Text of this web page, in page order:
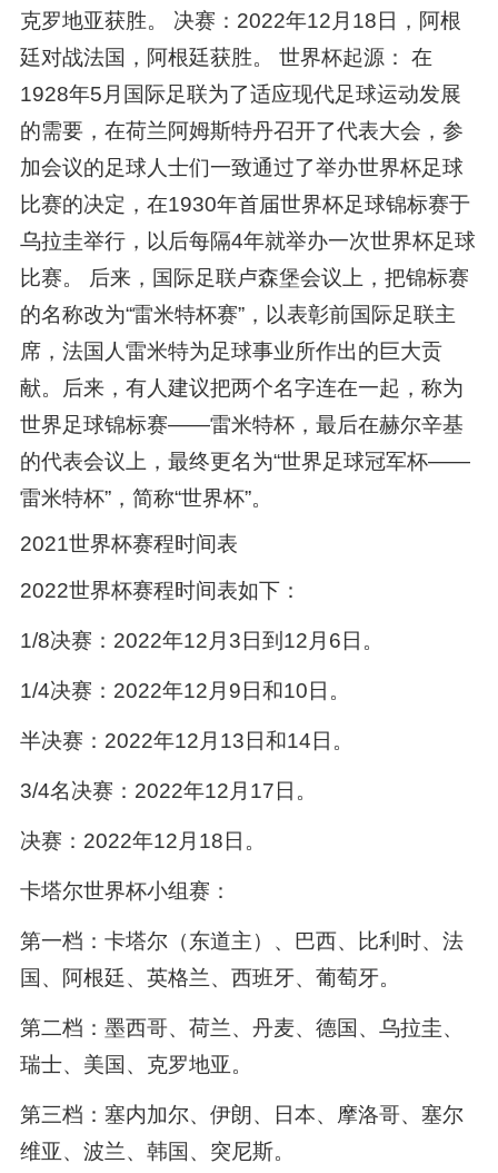
克罗地亚获胜。 决赛：2022年12月18日，阿根
廷对战法国，阿根廷获胜。 世界杯起源： 在
1928年5月国际足联为了适应现代足球运动发展
的需要，在荷兰阿姆斯特丹召开了代表大会，参
加会议的足球人士们一致通过了举办世界杯足球
比赛的决定，在1930年首届世界杯足球锦标赛于
乌拉圭举行，以后每隔4年就举办一次世界杯足球
比赛。 后来，国际足联卢森堡会议上，把锦标赛
的名称改为“雷米特杯赛”，以表彰前国际足联主
席，法国人雷米特为足球事业所作出的巨大贡
献。后来，有人建议把两个名字连在一起，称为
世界足球锦标赛——雷米特杯，最后在赫尔辛基
的代表会议上，最终更名为“世界足球冠军杯——
雷米特杯”，简称“世界杯”。
2021世界杯赛程时间表
2022世界杯赛程时间表如下：
1/8决赛：2022年12月3日到12月6日。
1/4决赛：2022年12月9日和10日。
半决赛：2022年12月13日和14日。
3/4名决赛：2022年12月17日。
决赛：2022年12月18日。
卡塔尔世界杯小组赛：
第一档：卡塔尔（东道主）、巴西、比利时、法
国、阿根廷、英格兰、西班牙、葡萄牙。
第二档：墨西哥、荷兰、丹麦、德国、乌拉圭、
瑞士、美国、克罗地亚。
第三档：塞内加尔、伊朗、日本、摩洛哥、塞尔
维亚、波兰、韩国、突尼斯。